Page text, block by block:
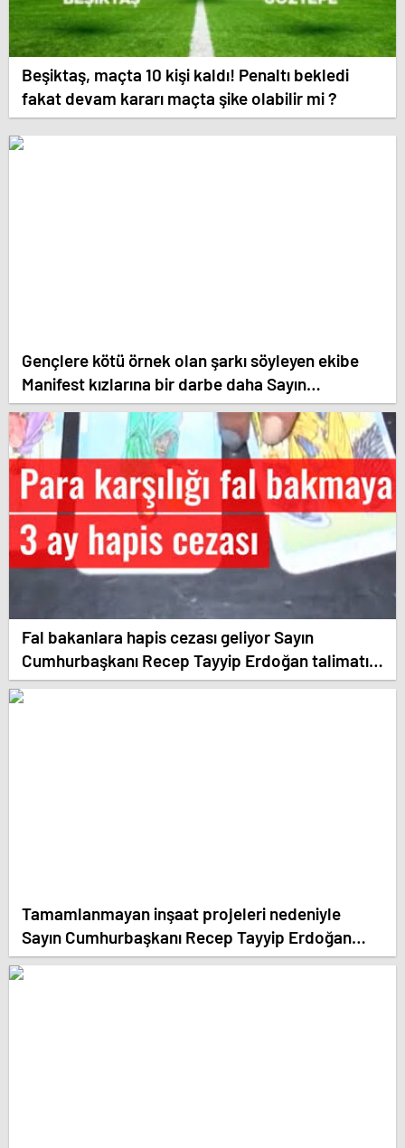
Beşiktaş, maçta 10 kişi kaldı! Penaltı bekledi
fakat devam kararı maçta şike olabilir mi ?
Gençlere kötü örnek olan şarkı söyleyen ekibe
Manifest kızlarına bir darbe daha Sayın
Cumhurbaşkanı Recep Tayyip Erdoğan talimatı
ile bütün akpartililer ve Türkiyedeki çoğu
mekanlardan darbe geldi.
Fal bakanlara hapis cezası geliyor Sayın
Cumhurbaşkanı Recep Tayyip Erdoğan talimatı
ile bütün Türkiye’de fal ve fal türlerinin hepsine
denetleme sistemi ve ekibi kuruldu.
Tamamlanmayan inşaat projeleri nedeniyle
Sayın Cumhurbaşkanı Recep Tayyip Erdoğan
talimatı ile bütün Türkiye’de inşaat ve emlak
firmalarına denetleme sistemi ve ekibi kuruldu.